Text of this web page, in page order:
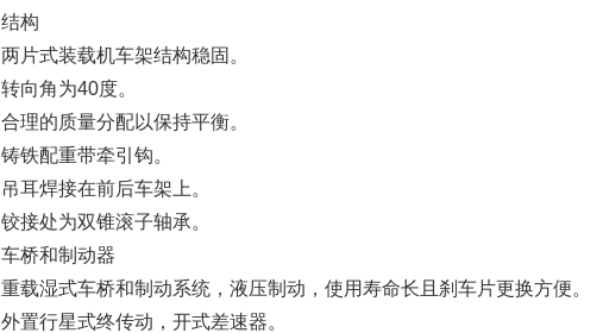
结构
两片式装载机车架结构稳固。
转向角为40度。
合理的质量分配以保持平衡。
铸铁配重带牵引钩。
吊耳焊接在前后车架上。
铰接处为双锥滚子轴承。
车桥和制动器
重载湿式车桥和制动系统，液压制动，使用寿命长且刹车片更换方便。
外置行星式终传动，开式差速器。